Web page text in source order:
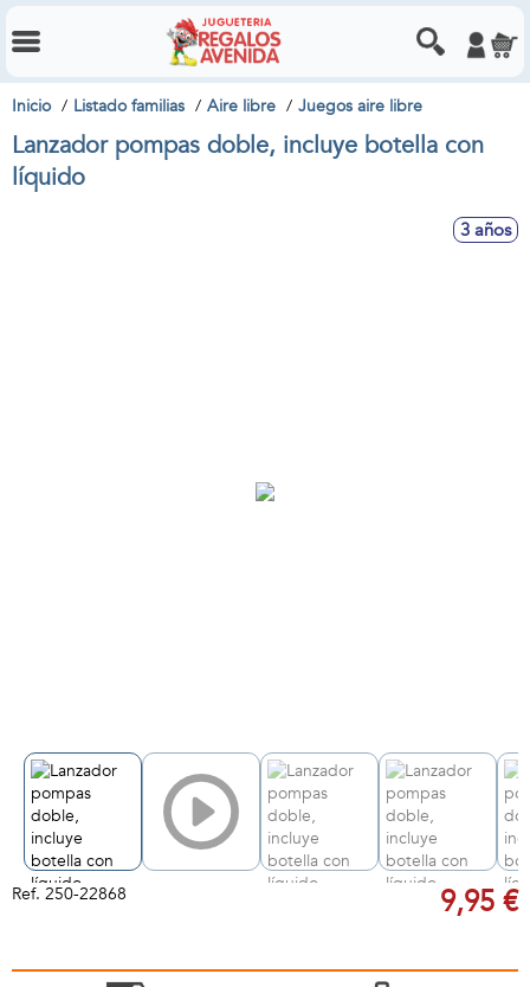
Inicio Listado familias Aire libre Juegos aire libre
Lanzador pompas doble, incluye botella con
líquido
3 años
Ref. 250-22868 9,95 €